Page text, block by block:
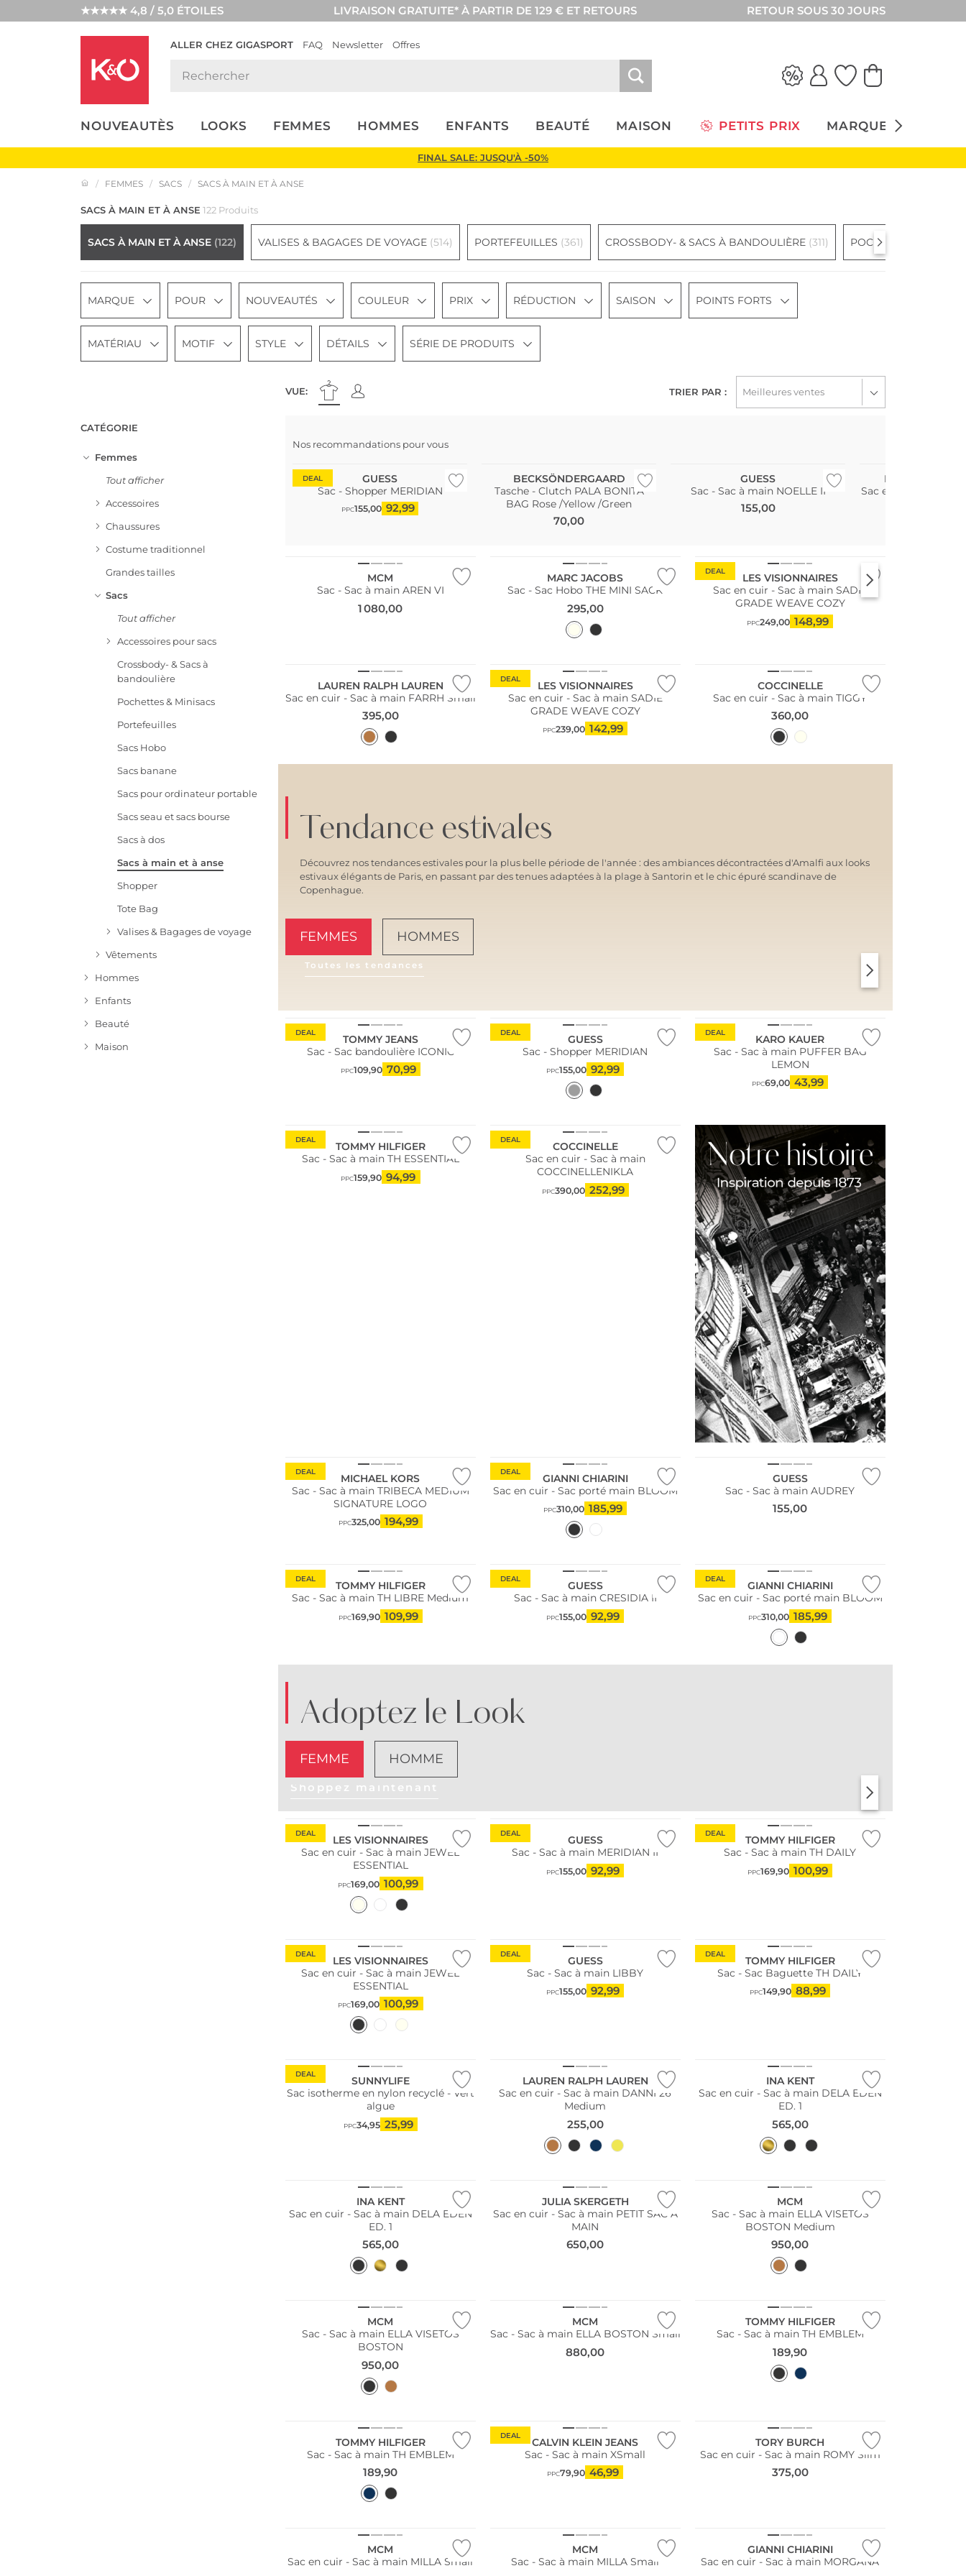
★★★★★ 4,8 / 5,0 ÉTOILES LIVRAISON GRATUITE* À PARTIR DE 129 € ET RETOURS RETOUR SOUS 30 JOURS
ALLER CHEZ GIGASPORT FAQ Newsletter Offres
NOUVEAUTÈS LOOKS FEMMES HOMMES ENFANTS BEAUTÉ MAISON PETITS PRIX MARQUES
LOOKS
WEDDING
FINAL SALE: JUSQU'À -50%
FEMMES SACS SACS À MAIN ET À ANSE
SACS À MAIN ET À ANSE 122 Produits
SACS À MAIN ET À ANSE (122) VALISES & BAGAGES DE VOYAGE (514) PORTEFEUILLES (361) CROSSBODY- & SACS À BANDOULIÈRE (311) POCHETTES &
MARQUE POUR NOUVEAUTÉS COULEUR PRIX RÉDUCTION SAISON POINTS FORTS
MATÉRIAU MOTIF STYLE DÉTAILS SÉRIE DE PRODUITS
VUE: TRIER PAR :
CATÉGORIE
Femmes
Tout afficher
Accessoires
Chaussures
Costume traditionnel
Grandes tailles
Sacs
Tout afficher
Accessoires pour sacs
Crossbody- & Sacs à
bandoulière
Pochettes & Minisacs
Portefeuilles
Sacs Hobo
Sacs banane
Sacs pour ordinateur portable
Sacs seau et sacs bourse
Sacs à dos
Sacs à main et à anse
Shopper
Tote Bag
Valises & Bagages de voyage
Vêtements
Hommes
Enfants
Beauté
Maison
Nos recommandations pour vous
DEAL
GUESS
Sac - Shopper MERIDIAN
PPC155,00 92,99
BECKSÖNDERGAARD
Tasche - Clutch PALA BONITA
BAG Rose /Yellow /Green
70,00
GUESS
Sac - Sac à main NOELLE II
155,00
LAUREN
Sac en cuir - Sac à
MCM
Sac - Sac à main AREN VI
1 080,00
MARC JACOBS
Sac - Sac Hobo THE MINI SACK
295,00
DEAL
LES VISIONNAIRES
Sac en cuir - Sac à main SADIE
GRADE WEAVE COZY
PPC249,00 148,99
LAUREN RALPH LAUREN
Sac en cuir - Sac à main FARRH Small
395,00
DEAL
LES VISIONNAIRES
Sac en cuir - Sac à main SADIE
GRADE WEAVE COZY
PPC239,00 142,99
COCCINELLE
Sac en cuir - Sac à main TIGGY
360,00
Tendance estivales
Découvrez nos tendances estivales pour la plus belle période de l'année : des ambiances décontractées d'Amalfi aux looks
estivaux élégants de Paris, en passant par des tenues adaptées à la plage à Santorin et le chic épuré scandinave de
Copenhague.
FEMMES HOMMES
Toutes les tendances
DEAL
TOMMY JEANS
Sac - Sac bandoulière ICONIC
PPC109,90 70,99
DEAL
GUESS
Sac - Shopper MERIDIAN
PPC155,00 92,99
DEAL
KARO KAUER
Sac - Sac à main PUFFER BAG
LEMON
PPC69,00 43,99
DEAL
TOMMY HILFIGER
Sac - Sac à main TH ESSENTIAL
PPC159,90 94,99
DEAL
COCCINELLE
Sac en cuir - Sac à main
COCCINELLENIKLA
PPC390,00 252,99
DEAL
MICHAEL KORS
Sac - Sac à main TRIBECA MEDIUM
SIGNATURE LOGO
PPC325,00 194,99
DEAL
GIANNI CHIARINI
Sac en cuir - Sac porté main BLOOM
PPC310,00 185,99
GUESS
Sac - Sac à main AUDREY
155,00
DEAL
TOMMY HILFIGER
Sac - Sac à main TH LIBRE Medium
PPC169,90 109,99
DEAL
GUESS
Sac - Sac à main CRESIDIA II
PPC155,00 92,99
DEAL
GIANNI CHIARINI
Sac en cuir - Sac porté main BLOOM
PPC310,00 185,99
Adoptez le Look
FEMME HOMME
Shoppez maintenant
DEAL
LES VISIONNAIRES
Sac en cuir - Sac à main JEWEL
ESSENTIAL
PPC169,00 100,99
DEAL
GUESS
Sac - Sac à main MERIDIAN II
PPC155,00 92,99
DEAL
TOMMY HILFIGER
Sac - Sac à main TH DAILY
PPC169,90 100,99
DEAL
LES VISIONNAIRES
Sac en cuir - Sac à main JEWEL
ESSENTIAL
PPC169,00 100,99
DEAL
GUESS
Sac - Sac à main LIBBY
PPC155,00 92,99
DEAL
TOMMY HILFIGER
Sac - Sac Baguette TH DAILY
PPC149,90 88,99
DEAL
SUNNYLIFE
Sac isotherme en nylon recyclé - Vert
algue
PPC34,95 25,99
LAUREN RALPH LAUREN
Sac en cuir - Sac à main DANNI 26
Medium
255,00
INA KENT
Sac en cuir - Sac à main DELA EDEN
ED. 1
565,00
INA KENT
Sac en cuir - Sac à main DELA EDEN
ED. 1
565,00
JULIA SKERGETH
Sac en cuir - Sac à main PETIT SAC À
MAIN
650,00
MCM
Sac - Sac à main ELLA VISETOS
BOSTON Medium
950,00
MCM
Sac - Sac à main ELLA VISETOS
BOSTON
950,00
MCM
Sac - Sac à main ELLA BOSTON Small
880,00
TOMMY HILFIGER
Sac - Sac à main TH EMBLEM
189,90
TOMMY HILFIGER
Sac - Sac à main TH EMBLEM
189,90
DEAL
CALVIN KLEIN JEANS
Sac - Sac à main XSmall
PPC79,90 46,99
TORY BURCH
Sac en cuir - Sac à main ROMY Slim
375,00
MCM
Sac en cuir - Sac à main MILLA Small
MCM
Sac - Sac à main MILLA Small
GIANNI CHIARINI
Sac en cuir - Sac à main MORGANA